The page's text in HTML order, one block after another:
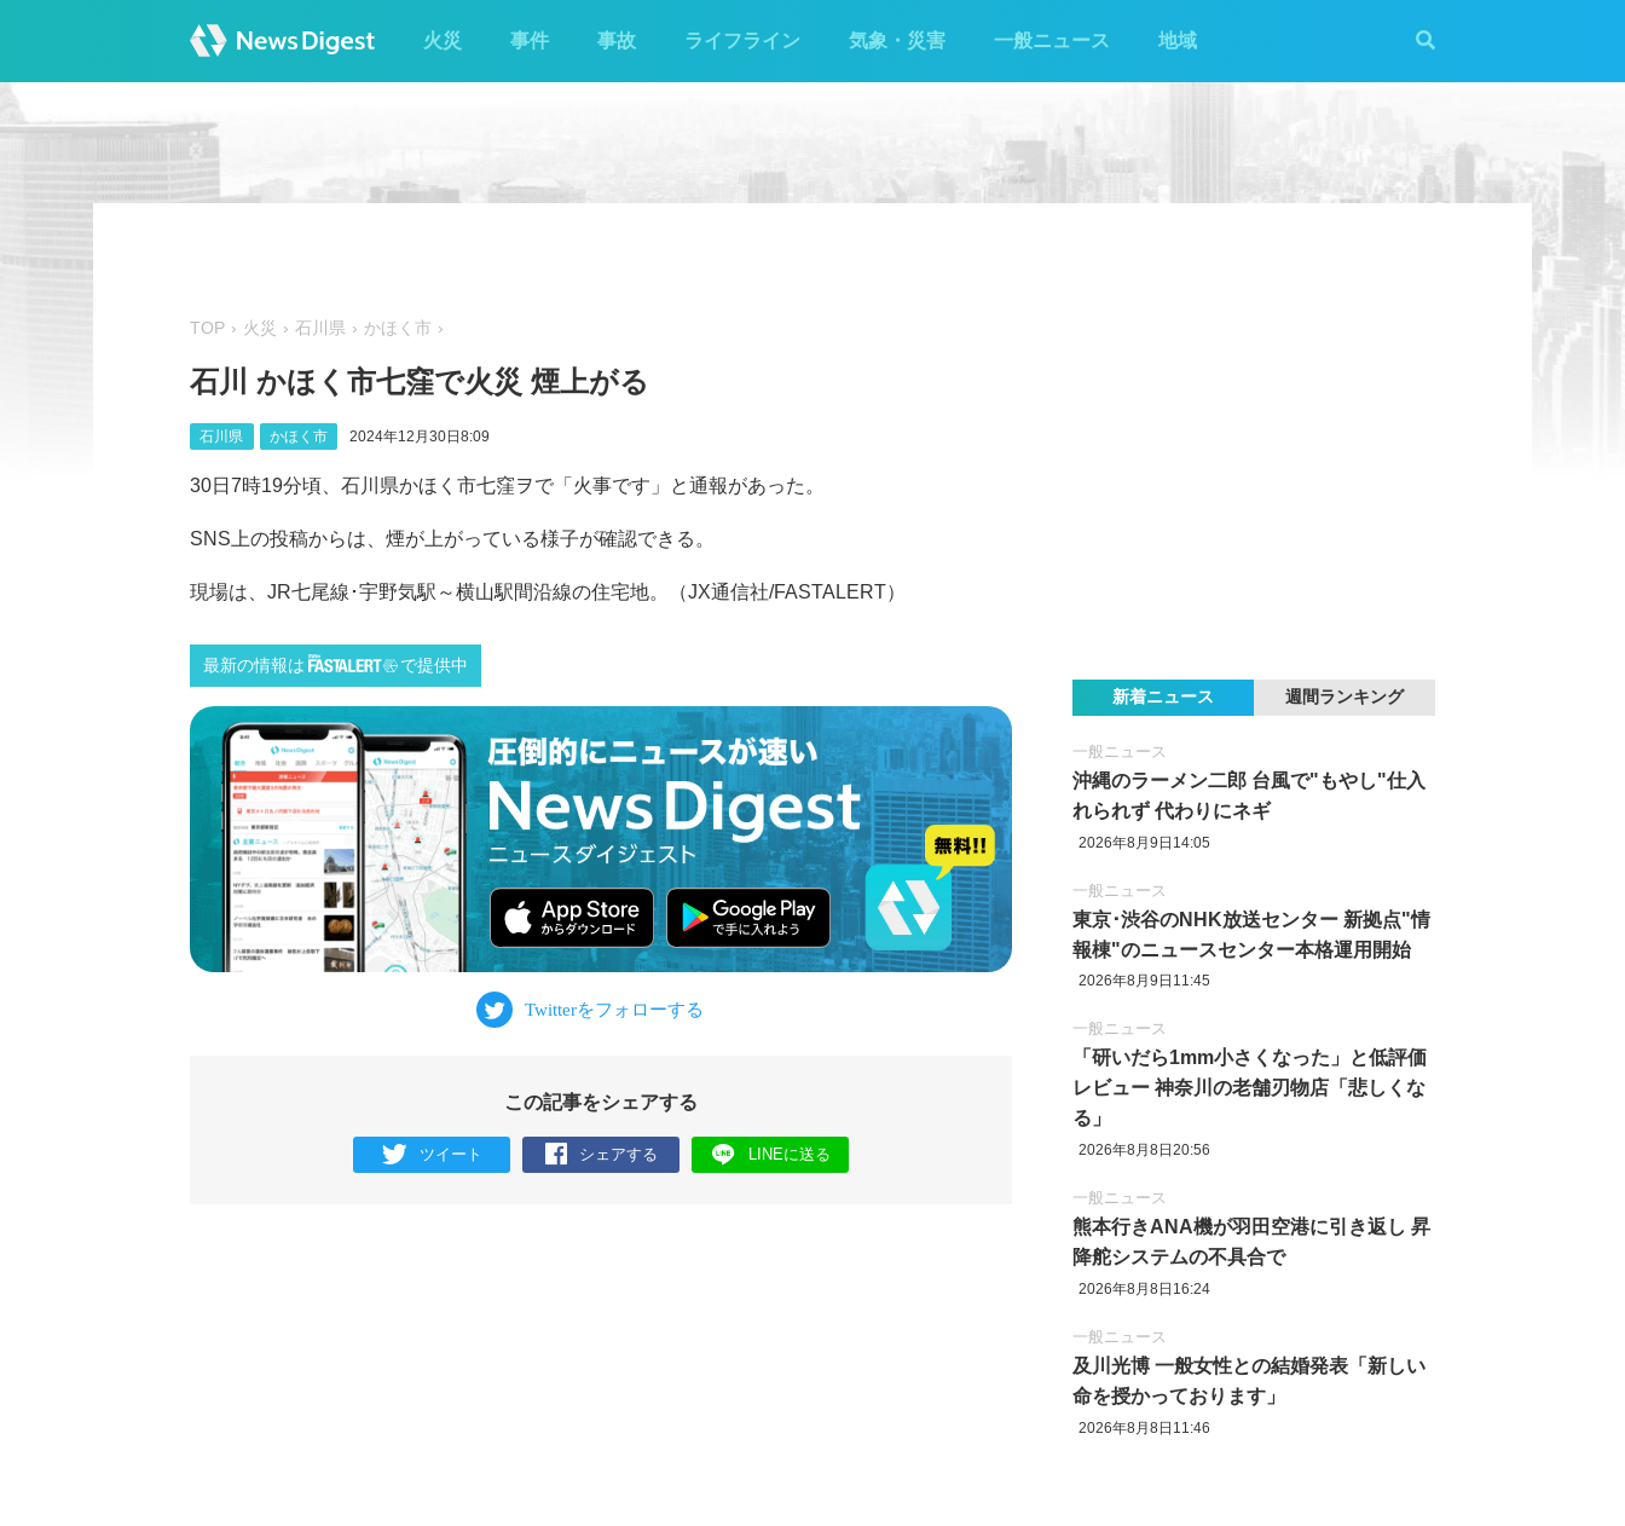
火災 事件 事故 ライフライン 気象・災害 一般ニュース 地域
TOP 火災 石川県 かほく市
石川 かほく市七窪で火災 煙上がる
石川県 かほく市 2024年12月30日8:09
30日7時19分頃、石川県かほく市七窪ヲで「火事です」と通報があった。
SNS上の投稿からは、煙が上がっている様子が確認できる。
現場は、JR七尾線･宇野気駅～横山駅間沿線の住宅地。（JX通信社/FASTALERT）
最新の情報は で提供中
この記事をシェアする
ツイート シェアする LINEに送る
新着ニュース 週間ランキング
一般ニュース
沖縄のラーメン二郎 台風で"もやし"仕入
れられず 代わりにネギ
2026年8月9日14:05
一般ニュース
東京‪･‬渋谷のNHK放送センター 新拠点"情
報棟"のニュースセンター本格運用開始
2026年8月9日11:45
一般ニュース
「研いだら1mm小さくなった」と低評価
レビュー 神奈川の老舗刃物店「悲しくな
る」
2026年8月8日20:56
一般ニュース
熊本行きANA機が羽田空港に引き返し 昇
降舵システムの不具合で
2026年8月8日16:24
一般ニュース
及川光博 一般女性との結婚発表「新しい
命を授かっております」
2026年8月8日11:46